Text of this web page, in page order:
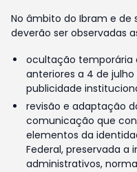
No âmbito do Ibram e de
deverão ser observadas
ocultação temporária
anteriores a 4 de
publicidade
revisão e adaptação
comunicação que
elementos da
Federal, preservada
administrativos,